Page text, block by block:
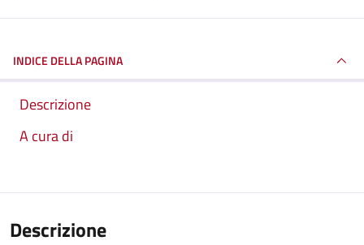
INDICE DELLA PAGINA
Descrizione
A cura di
Descrizione